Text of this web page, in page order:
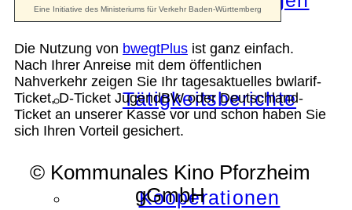
Tätigkeitsberichte
Kooperationen
Die Nutzung von bwegtPlus ist ganz einfach.
Nach Ihrer Anreise mit dem öffentlichen
Nahverkehr zeigen Sie Ihr tagesaktuelles bwlarif-
Ticket, D-Ticket JugendBW oder Deutschland-
Ticket an unserer Kasse vor und schon haben Sie
sich Ihren Vorteil gesichert.
© Kommunales Kino Pforzheim
gGmbH